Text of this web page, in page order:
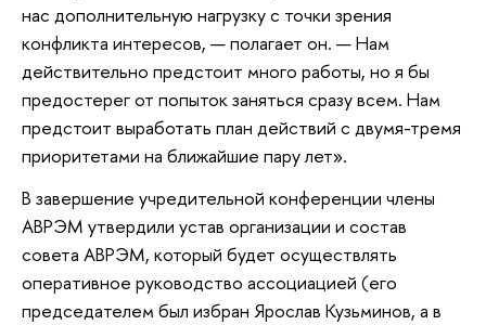
нас дополнительную нагрузку с точки зрения
конфликта интересов, — полагает он. — Нам
действительно предстоит много работы, но я бы
предостерег от попыток заняться сразу всем. Нам
предстоит выработать план действий с двумя-тремя
приоритетами на ближайшие пару лет».
В завершение учредительной конференции члены
АВРЭМ утвердили устав организации и состав
совета АВРЭМ, который будет осуществлять
оперативное руководство ассоциацией (его
председателем был избран Ярослав Кузьминов, а в